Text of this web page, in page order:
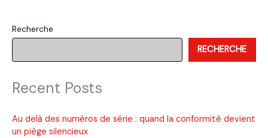
de
maximiser
rendement
votre
Recherche
RECHERCHE
Recent Posts
Au delà des numéros de série : quand la conformité devient
un piège silencieux